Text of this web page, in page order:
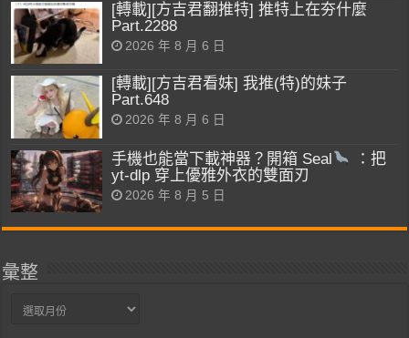
[轉載][方吉君翻推特] 推特上在夯什麼
Part.2288
2026 年 8 月 6 日
[轉載][方吉君看妹] 我推(特)的妹子
Part.648
2026 年 8 月 6 日
手機也能當下載神器？開箱 Seal
：把
yt-dlp 穿上優雅外衣的雙面刃
2026 年 8 月 5 日
彙整
彙